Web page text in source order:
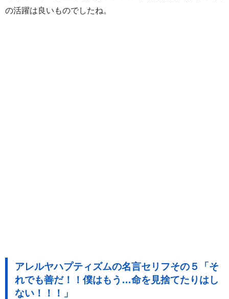
の活躍は良いものでしたね。
アレルヤハプティズムの名言セリフその５「そ
れでも善だ！！僕はもう…命を見捨てたりはし
ない！！！」